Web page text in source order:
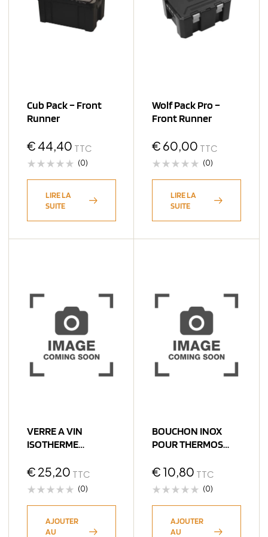
Cub Pack – Front
Runner
€ 44,40 TTC
(0)
LIRE LA
SUITE
Wolf Pack Pro –
Front Runner
€ 60,00 TTC
(0)
LIRE LA
SUITE
VERRE A VIN
ISOTHERME
30CL LAGUNE
€ 25,20 TTC
(0)
AJOUTER
AU
BOUCHON INOX
POUR THERMOS
€ 10,80 TTC
(0)
AJOUTER
AU